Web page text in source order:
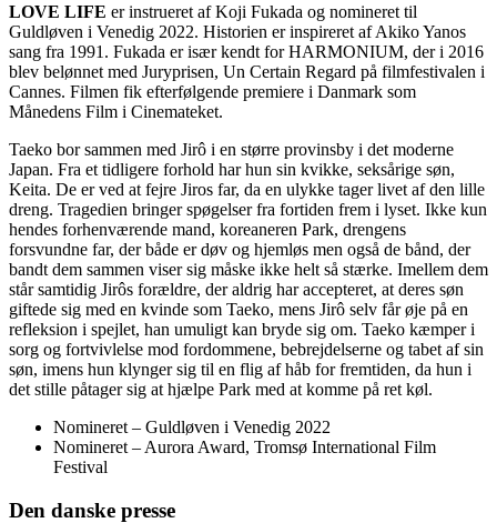
LOVE LIFE er instrueret af Koji Fukada og nomineret til
Guldløven i Venedig 2022. Historien er inspireret af Akiko Yanos
sang fra 1991. Fukada er især kendt for HARMONIUM, der i 2016
blev belønnet med Juryprisen, Un Certain Regard på filmfestivalen i
Cannes. Filmen fik efterfølgende premiere i Danmark som
Månedens Film i Cinemateket.
Taeko bor sammen med Jirô i en større provinsby i det moderne
Japan. Fra et tidligere forhold har hun sin kvikke, seksårige søn,
Keita. De er ved at fejre Jiros far, da en ulykke tager livet af den lille
dreng. Tragedien bringer spøgelser fra fortiden frem i lyset. Ikke kun
hendes forhenværende mand, koreaneren Park, drengens
forsvundne far, der både er døv og hjemløs men også de bånd, der
bandt dem sammen viser sig måske ikke helt så stærke. Imellem dem
står samtidig Jirôs forældre, der aldrig har accepteret, at deres søn
giftede sig med en kvinde som Taeko, mens Jirô selv får øje på en
refleksion i spejlet, han umuligt kan bryde sig om. Taeko kæmper i
sorg og fortvivlelse mod fordommene, bebrejdelserne og tabet af sin
søn, imens hun klynger sig til en flig af håb for fremtiden, da hun i
det stille påtager sig at hjælpe Park med at komme på ret køl.
Nomineret – Guldløven i Venedig 2022
Nomineret – Aurora Award, Tromsø International Film
Festival
Den danske presse